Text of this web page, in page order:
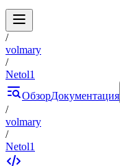
/
volmary
/
Netol1
ОбзорДокументация
/
volmary
/
Netol1